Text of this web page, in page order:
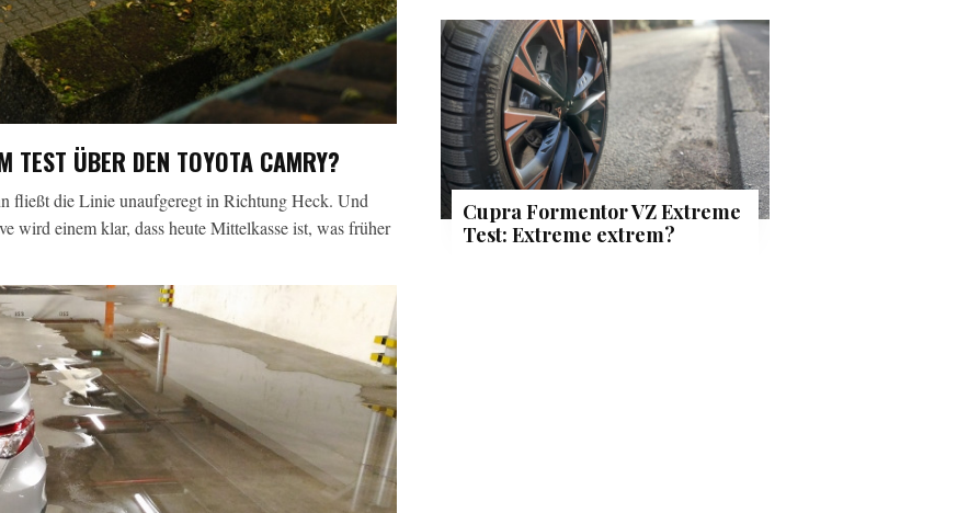
TEST ÜBER DEN TOYOTA CAMRY?
fließt die Linie unaufgeregt in Richtung Heck. Und
wird einem klar, dass heute Mittelkasse ist, was früher
Cupra Formentor VZ Extreme
Test: Extreme extrem?